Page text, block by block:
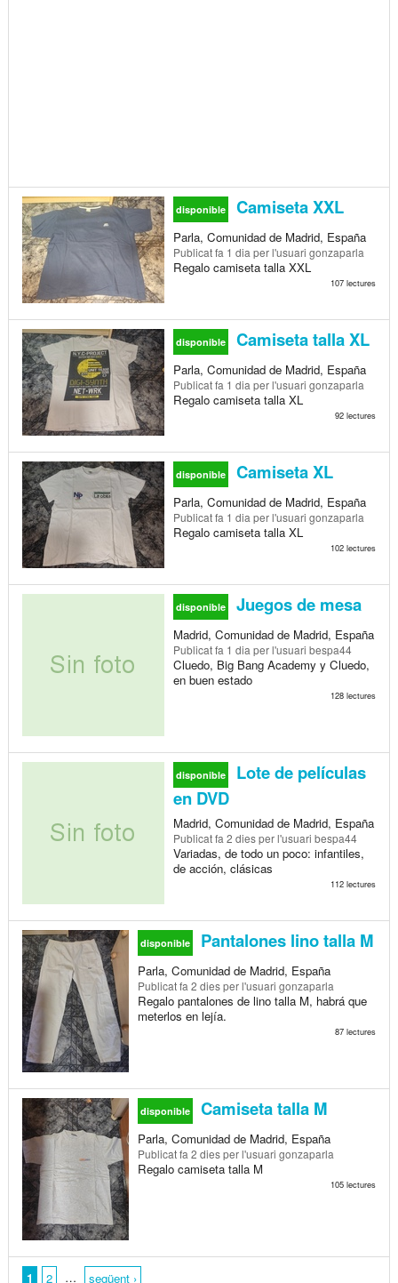
disponible Camiseta XXL
Parla, Comunidad de Madrid, España
Publicatfa 1 dia per l'usuari gonzaparla
Regalo camiseta talla XXL
107 lectures
disponible Camiseta talla XL
Parla, Comunidad de Madrid, España
Publicatfa 1 dia per l'usuari gonzaparla
Regalo camiseta talla XL
92 lectures
disponible Camiseta XL
Parla, Comunidad de Madrid, España
Publicatfa 1 dia per l'usuari gonzaparla
Regalo camiseta talla XL
102 lectures
disponible Juegos de mesa
Madrid, Comunidad de Madrid, España
Publicatfa 1 dia per l'usuari bespa44
Cluedo, Big Bang Academy y Cluedo,
en buen estado
128 lectures
disponible
Lote de películas
en DVD
Madrid, Comunidad de Madrid, España
Publicatfa 2 diesper l'usuari bespa44
Variadas, de todo un poco: infantiles,
de acción, clásicas
112 lectures
disponible Pantalones lino talla M
Parla, Comunidad de Madrid, España
Publicatfa 2 diesper l'usuari gonzaparla
Regalo pantalones de lino talla M, habrá que
meterlos en lejía.
87 lectures
disponible Camiseta talla M
Parla, Comunidad de Madrid, España
Publicatfa 2 diesper l'usuari gonzaparla
Regalo camiseta talla M
105 lectures
1 2 … següent ›